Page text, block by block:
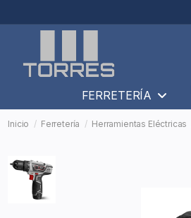
FERRETERÍA
Inicio Ferretería Herramientas Eléctricas